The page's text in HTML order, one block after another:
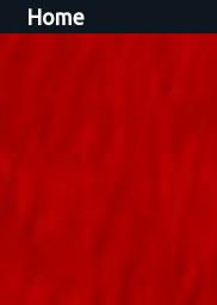
Home